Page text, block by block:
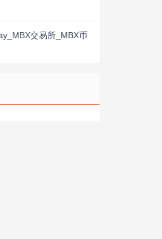
交易所_MBX币